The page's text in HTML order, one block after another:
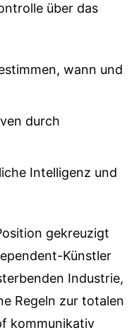
über das
wann und
durch
Intelligenz und
gekreuzigt
Künstler
Industrie,
Regeln zur totalen
kommunikativ